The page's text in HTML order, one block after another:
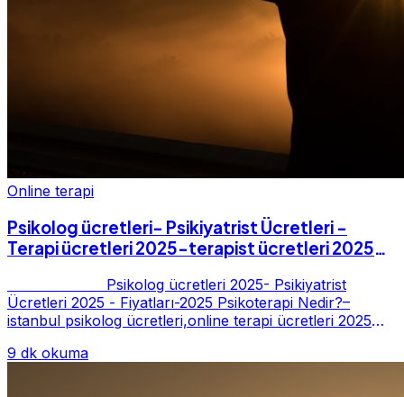
Online terapi
Psikolog ücretleri- Psikiyatrist Ücretleri -
Terapi ücretleri 2025-terapist ücretleri 2025-
Psikolog ücretleri 2025- Psikiyatrist
Ücretleri 2025 - Fiyatları-2025 Psikoterapi Nedir?–
istanbul psikolog ücretleri,online terapi ücretleri 2025
9 dk okuma